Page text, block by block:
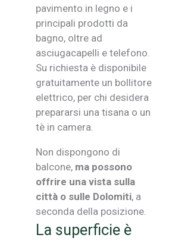
pavimento in legno e i
principali prodotti da
bagno, oltre ad
asciugacapelli e telefono.
Su richiesta è disponibile
gratuitamente un bollitore
elettrico, per chi desidera
prepararsi una tisana o un
tè in camera.
Non dispongono di
balcone, ma possono
offrire una vista sulla
città o sulle Dolomiti, a
seconda della posizione.
La superficie è